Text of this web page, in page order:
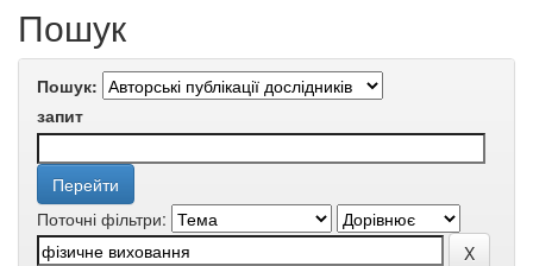
Пошук
Пошук:
запит
Поточні фільтри: